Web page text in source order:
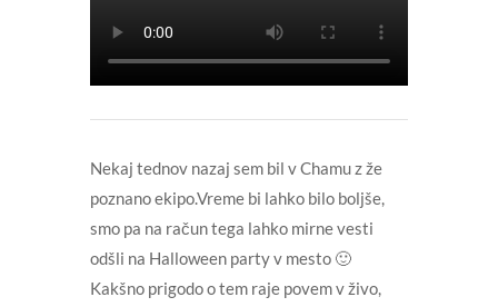
Nekaj tednov nazaj sem bil v Chamu z že
poznano ekipo.Vreme bi lahko bilo boljše,
smo pa na račun tega lahko mirne vesti
odšli na Halloween party v mesto 🙂
Kakšno prigodo o tem raje povem v živo,